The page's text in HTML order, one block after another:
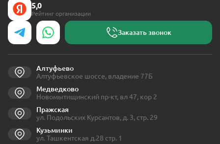
5,0
Рейтинг организации
Заказать звонок
Алтуфьево
Алтуфьевское шоссе, владение 77Б
Медведково
Новомытищинский пр-кт, вл 47, кор 2
Пражская
ул. Подольских Курсантов, д. 3, стр. 29
Кузьминки
ул. Ташкентская д.28 стр. 1